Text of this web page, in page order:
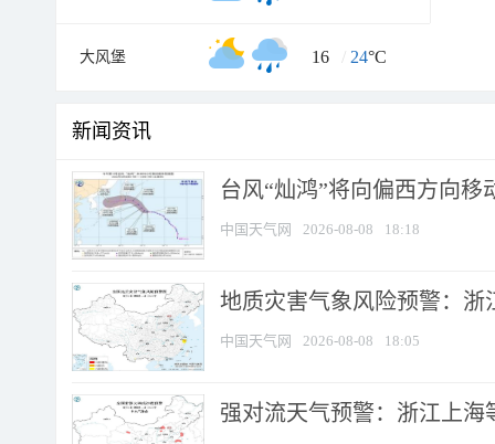
大风堡 16 / 24°C
新闻资讯
台风“灿鸿”将向偏西方向移
中国天气网 2026-08-08 18:18
地质灾害气象风险预警：
中国天气网 2026-08-08 18:05
强对流天气预警：浙江上海